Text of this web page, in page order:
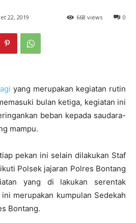
22, 2019 0
668 views
yang merupakan kegiatan rutin
bulan ketiga, kegiatan ini
beban kepada saudara-
mampu.
pekan ini selain dilakukan Staf
Polsek jajaran Polres Bontang
yang di lakukan serentak
merupakan kumpulan Sedekah
Bontang.